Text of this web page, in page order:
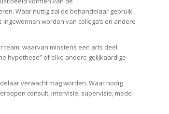
Waar nuttig zal de behandelaar gebruik
worden van collega’s en andere
waarvan minstens een arts deel
hypothese” of elke andere gelijkaardige
verwacht mag worden. Waar nodig
consult, intervisie, supervisie, mede-